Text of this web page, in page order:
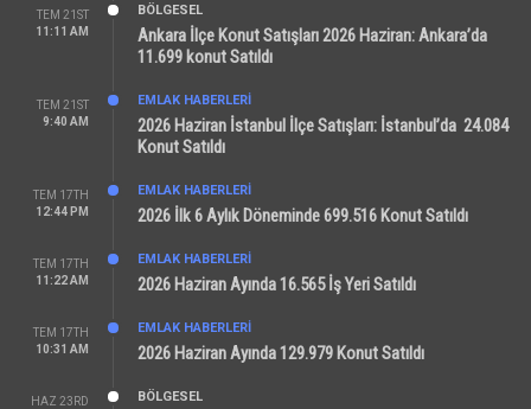
TEM 21ST
11:11 AM
BÖLGESEL
Ankara İlçe Konut Satışları 2026 Haziran: Ankara’da
11.699 konut Satıldı
TEM 21ST
9:40 AM
EMLAK HABERLERI
2026 Haziran İstanbul İlçe Satışları: İstanbul’da 24.084
Konut Satıldı
TEM 17TH
12:44 PM
EMLAK HABERLERI
2026 İlk 6 Aylık Döneminde 699.516 Konut Satıldı
TEM 17TH
11:22 AM
EMLAK HABERLERI
2026 Haziran Ayında 16.565 İş Yeri Satıldı
TEM 17TH
10:31 AM
EMLAK HABERLERI
2026 Haziran Ayında 129.979 Konut Satıldı
HAZ 23RD
BÖLGESEL